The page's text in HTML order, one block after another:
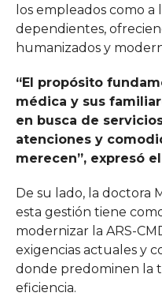
los empleados como a
dependientes,
humanizados y
“El propósito
médica y sus
en busca de
atenciones y
merecen”, expresó
De su lado, la doctora
esta gestión tiene
modernizar la ARS-
exigencias actuales y
donde predominen la
eficiencia.